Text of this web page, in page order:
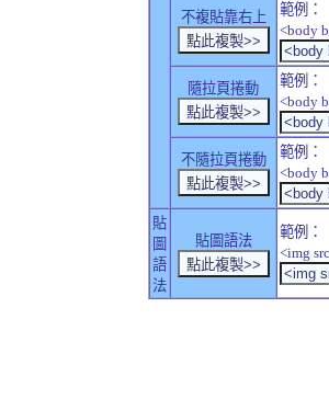
不複貼靠右上
範例：
<body
隨拉頁捲動
範例：
<body
不隨拉頁捲動
範例：
<body
貼
圖
語
法
貼圖語法
範例：
<img